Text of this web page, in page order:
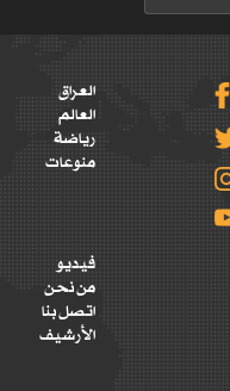
العراق
العالم
رياضة
منوعات
فيديو
من نحن
اتصل بنا
الأرشيف